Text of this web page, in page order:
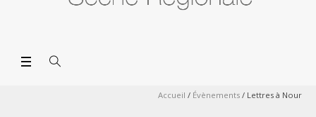
Accueil / Évènements / Lettres à Nour